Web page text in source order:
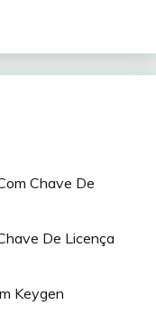
Chave De
De Licença
Keygen